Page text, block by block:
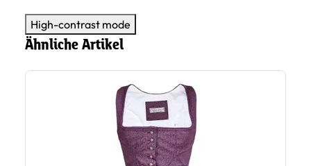
High-contrast mode
Ähnliche Artikel